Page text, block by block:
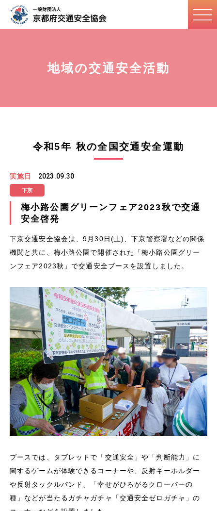
地域の交通安全活動
令和5年 秋の全国交通安全運動
実施日 2023.09.30
下京
梅小路公園グリーンフェア2023秋で交通
安全啓発
下京交通安全協会は、9月30日(土)、下京警察署などの関係
機関と共に、梅小路公園で開催された「梅小路公園グリー
ンフェア2023秋」で交通安全ブースを設置しました。
ブースでは、タブレットで「交通安全」や「判断能力」に
関するゲームが体験できるコーナーや、反射キーホルダー
や反射タックルバンド、「幸せがひろがるクローバーの
種」などが当たるガチャガチャ「交通安全ゼロガチャ」の